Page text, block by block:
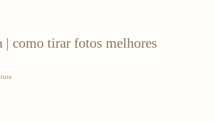
| como tirar fotos melhores